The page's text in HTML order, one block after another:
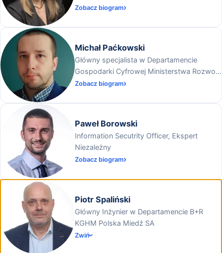
Zobacz biogram
Michał Paćkowski
Główny specjalista w Departamencie
Gospodarki Cyfrowej Ministerstwa Rozwoju
i Technologii
Zobacz biogram
Paweł Borowski
Information Secutrity Officer, Ekspert
Niezależny
Zobacz biogram
Piotr Spaliński
Główny Inżynier w Departamencie B+R
KGHM Polska Miedź SA
Zwiń